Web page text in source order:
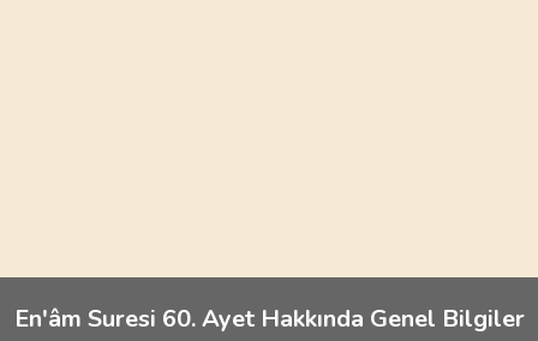
En'âm Suresi 60. Ayet Hakkında Genel Bilgiler